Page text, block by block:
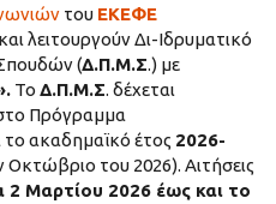
του ΕΚΕΦΕ
λειτουργούν Δι-Ιδρυματικό
(Δ.Π.Μ.Σ.) με
Το Δ.Π.Μ.Σ. δέχεται
Πρόγραμμα
ακαδημαϊκό έτος 2026-
του 2026). Αιτήσεις
2 Μαρτίου 2026 έως και το